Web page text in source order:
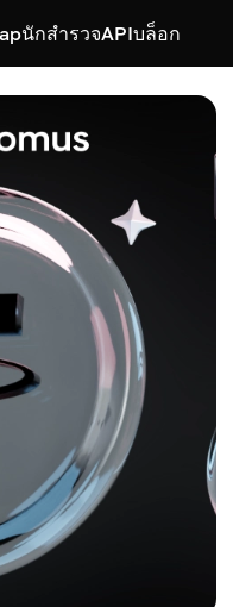
นักสำรวจAPIบล็อก